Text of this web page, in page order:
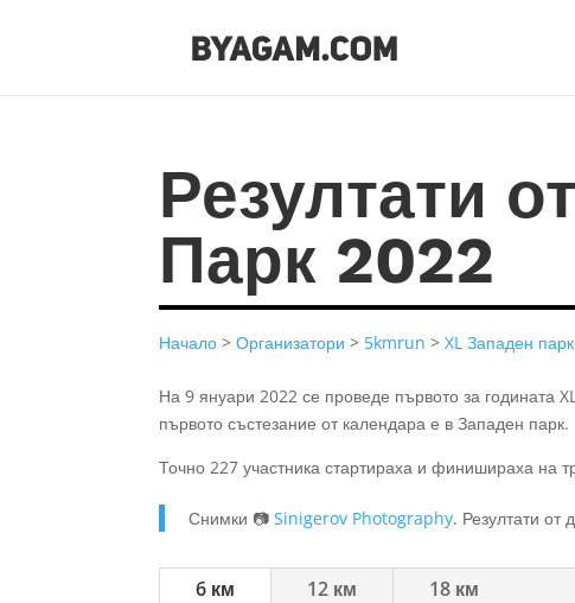
Резултати
Парк 2022
Начало >Организатори > 5kmrun >XL Западен парк
На 9 януари 2022 се проведе първото за годината
първото състезание от календара е в Западен парк.
Точно 227 участника стартираха и финишираха на
Снимки 📷Sinigerov Photography. Резултати от
6 км 12 км 18 км